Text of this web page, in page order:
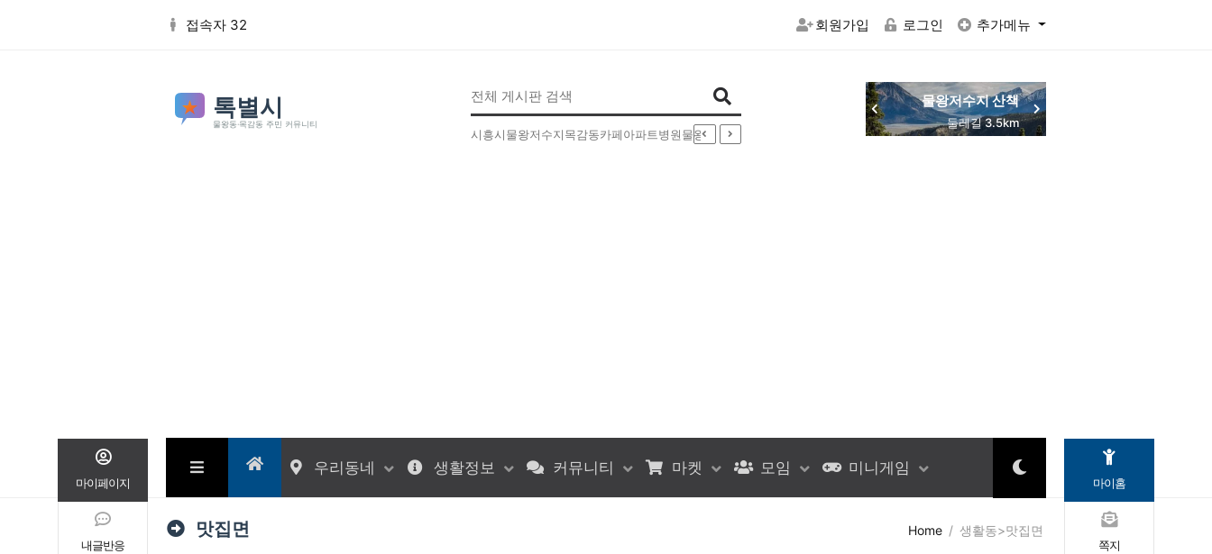
접속자 32
회원가입 로그인 추가메뉴
인기검색어
시흥시물왕저수지목감동카페아파트병원물왕동 부동산 5EXTRACTVALUE6937CONCAT0x7eSELECTELT6937693710x7e-
물왕저수지 산책
둘레길 3.5km
우리동네 생활정보 커뮤니티 마켓 모임 미니게임
맛집면 Home 생활동>맛집면
마이페이지
내글반응
마이홈
쪽지